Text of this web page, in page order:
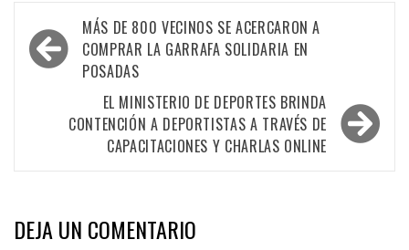
Navegación
de
entradas
MÁS DE 800 VECINOS SE ACERCARON A
COMPRAR LA GARRAFA SOLIDARIA EN
POSADAS
EL MINISTERIO DE DEPORTES BRINDA
CONTENCIÓN A DEPORTISTAS A TRAVÉS DE
CAPACITACIONES Y CHARLAS ONLINE
DEJA UN COMENTARIO